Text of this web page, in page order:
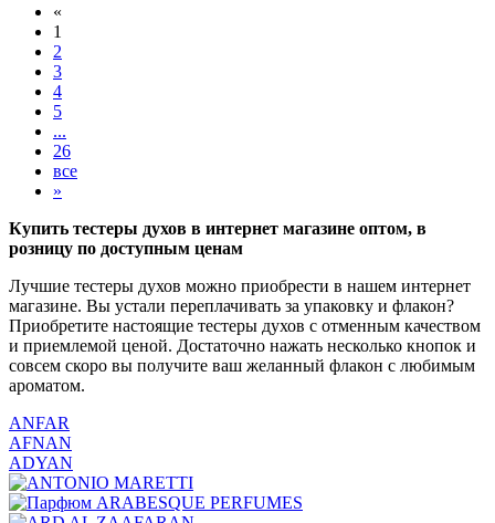
«
1
2
3
4
5
...
26
все
»
Купить тестеры духов в интернет магазине оптом, в
розницу по доступным ценам
Лучшие тестеры духов можно приобрести в нашем интернет
магазине. Вы устали переплачивать за упаковку и флакон?
Приобретите настоящие тестеры духов с отменным качеством
и приемлемой ценой. Достаточно нажать несколько кнопок и
совсем скоро вы получите ваш желанный флакон с любимым
ароматом.
ANFAR
AFNAN
ADYAN